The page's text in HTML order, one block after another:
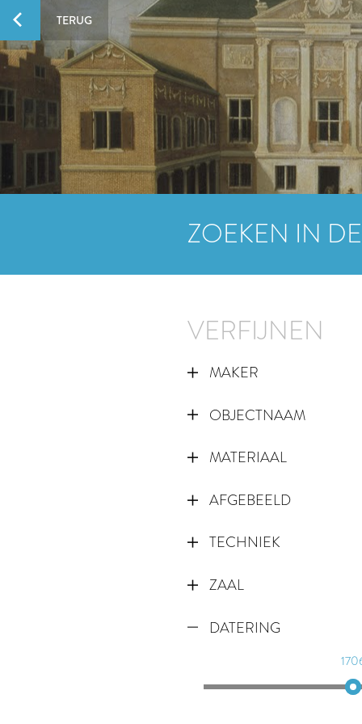
TERUG
ZOEKEN IN
VERFIJNEN
MAKER
OBJECTNAAM
MATERIAAL
AFGEBEELD
TECHNIEK
ZAAL
DATERING